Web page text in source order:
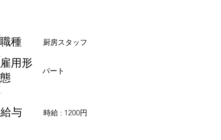
​職種 厨房スタッフ
雇用形
態
パート
給与 時給 : 1200円